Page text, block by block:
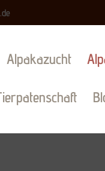
Alpakazucht